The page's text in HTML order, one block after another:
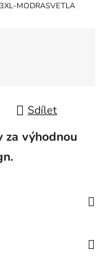
MODRASVETLA
Sdílet
za výhodnou